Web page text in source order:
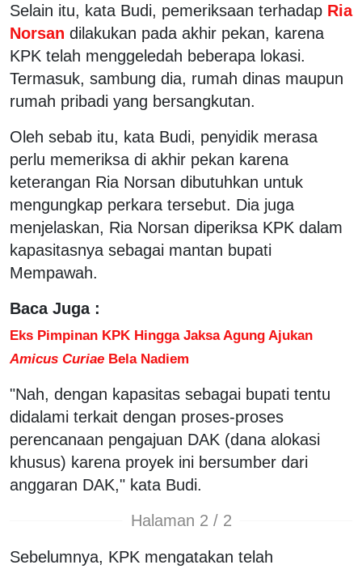
Selain itu, kata Budi, pemeriksaan terhadap Ria
Norsan dilakukan pada akhir pekan, karena
KPK telah menggeledah beberapa lokasi.
Termasuk, sambung dia, rumah dinas maupun
rumah pribadi yang bersangkutan.
Oleh sebab itu, kata Budi, penyidik merasa
perlu memeriksa di akhir pekan karena
keterangan Ria Norsan dibutuhkan untuk
mengungkap perkara tersebut. Dia juga
menjelaskan, Ria Norsan diperiksa KPK dalam
kapasitasnya sebagai mantan bupati
Mempawah.
Baca Juga :
Eks Pimpinan KPK Hingga Jaksa Agung Ajukan
Amicus Curiae Bela Nadiem
"Nah, dengan kapasitas sebagai bupati tentu
didalami terkait dengan proses-proses
perencanaan pengajuan DAK (dana alokasi
khusus) karena proyek ini bersumber dari
anggaran DAK," kata Budi.
Halaman 2 / 2
Sebelumnya, KPK mengatakan telah